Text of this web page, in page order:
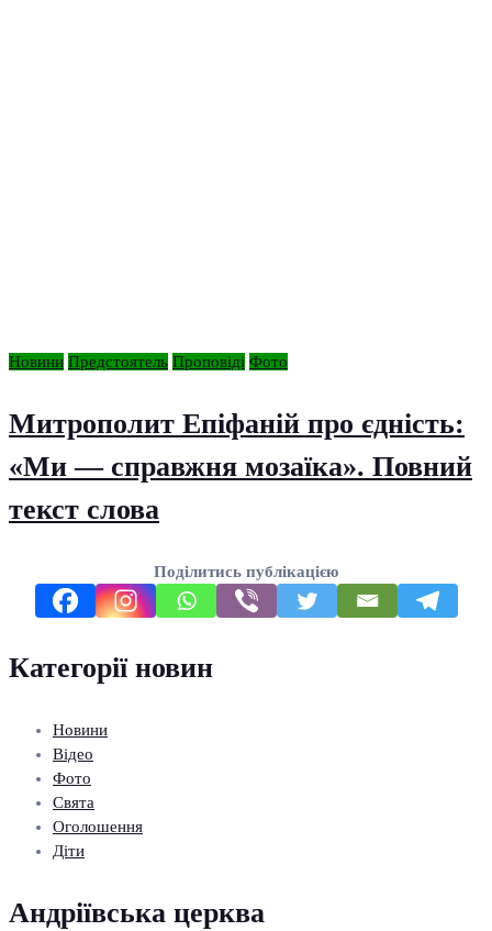
Новини Предстоятель Проповіді Фото
Митрополит Епіфаній про єдність:
«Ми — справжня мозаїка». Повний
текст слова
Поділитись публікацією
Категорії новин
Новини
Відео
Фото
Свята
Оголошення
Діти
Андріївська церква